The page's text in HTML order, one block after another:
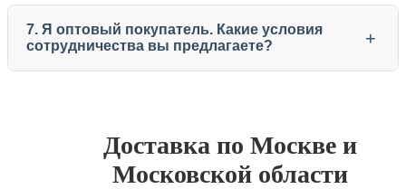
7. Я оптовый покупатель. Какие условия
сотрудничества вы предлагаете?
+
Доставка по Москве и
Московской области